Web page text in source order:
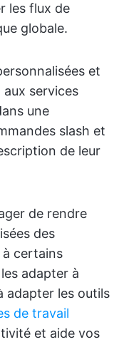
les flux de
globale.
et
services
une
slash et
de leur
de rendre
des
à certains
adapter à
adapter les outils
de travail
et aide vos